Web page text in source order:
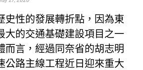
史性的發展轉折點，因為東
大的交通基礎建設項目之一
而言，經過同奈省的胡志明
公路主線工程近日迎來重大